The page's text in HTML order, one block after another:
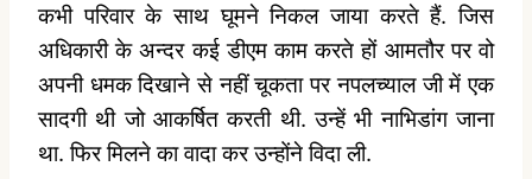
कभी परिवार के साथ घूमने निकल जाया करते हैं. जिस
अधिकारी के अन्दर कई डीएम काम करते हों आमतौर पर वो
अपनी धमक दिखाने से नहीं चूकता पर नपलच्याल जी में एक
सादगी थी जो आकर्षित करती थी. उन्हें भी नाभिडांग जाना
था. फिर मिलने का वादा कर उन्होंने विदा ली.